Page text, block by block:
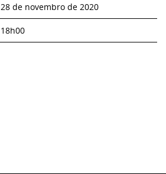
28 de novembro de 2020
18h00